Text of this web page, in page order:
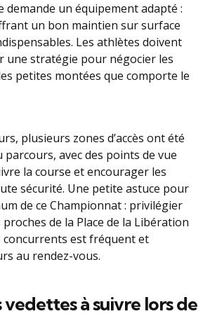
demande un équipement adapté :
un bon maintien sur surface
Les athlètes doivent
une stratégie pour négocier les
petites montées que comporte le
plusieurs zones d’accès ont été
avec des points de vue
la course et encourager les
sécurité. Une petite astuce pour
de ce Championnat : privilégier
de la Place de la Libération
concurrents est fréquent et
au rendez-vous.
vedettes à suivre lors de